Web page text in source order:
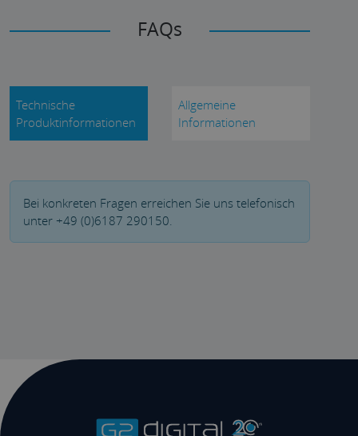
FAQs
Technische
Produktinformationen
Allgemeine
Informationen
Bei konkreten Fragen erreichen Sie uns telefonisch
unter +49 (0)6187 290150.